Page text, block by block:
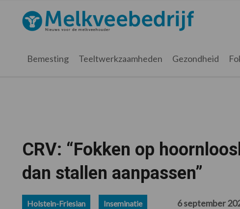
hoofdnavigatie
hoofd
eerste
voettekst
Melkveebedrijf.nl
Bemesting Teeltwerkzaamheden Gezondheid
CRV: “Fokken op
dan stallen aanpassen”
Holstein-Friesian Inseminatie 6 september